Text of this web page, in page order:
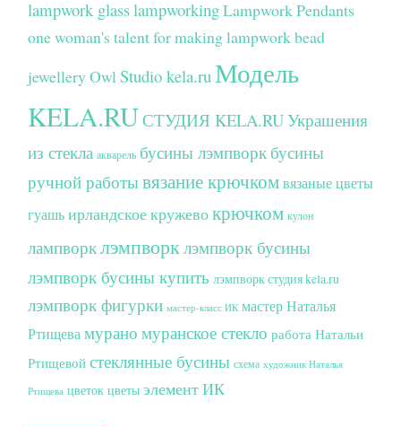
lampwork glasslampworkingLampwork Pendants
one woman's talent for making lampwork bead
jewelleryOwlStudio kela.ru Модель
KELA.RUСТУДИЯ KELA.RUУкрашения
из стекла акварель бусины лэмпворк бусины
ручной работывязание крючкомвязаные цветы
гуашьирландское кружевокрючком кулон
лампворклэмпворк лэмпворк бусины
лэмпворк бусины купить лэмпворк студия kela.ru
лэмпворк фигурки мастер-класс ИК мастер Наталья
Ртищевамурано муранское стекло работа Натальи
Ртищевой стеклянные бусины схема художник Наталья
Ртищева цветок цветы элемент ИК